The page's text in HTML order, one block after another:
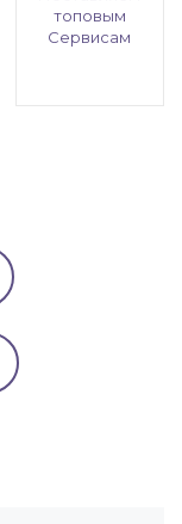
топовым
Сервисам